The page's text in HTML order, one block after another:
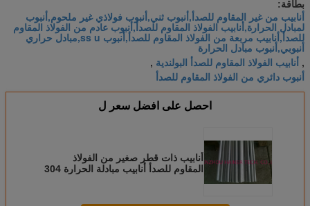
بطاقة:
أنابيب من غير المقاوم للصدأ,أنبوب ثني,أنبوب فولاذي غير ملحوم,أنبوب
لمبادل الحرارة,أنابيب الفولاذ المقاوم للصدأ,أنبوب عادم من الفولاذ المقاوم
للصدأ,أنابيب مربعة من الفولاذ المقاوم للصدأ,أنبوب ss u,مبادل حراري
أنبوبي,أنبوب مبادل الحرارة
, أنابيب الفولاذ المقاوم للصدأ البولندية ,
أنبوب دائري من الفولاذ المقاوم للصدأ
احصل على افضل سعر ل
أنابيب ذات قطر صغير من الفولاذ
المقاوم للصدأ أنابيب مبادلة الحرارة 304